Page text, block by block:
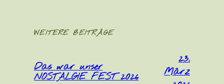
WEITERE BEITRÄGE
Das war unser
NOSTALGIE FEST 2026
23.
März